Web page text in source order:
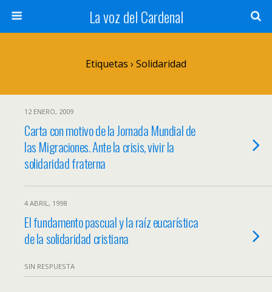
La voz del Cardenal
Etiquetas › Solidaridad
12 ENERO, 2009
Carta con motivo de la Jornada Mundial de
las Migraciones. Ante la crisis, vivir la
solidaridad fraterna
4 ABRIL, 1998
El fundamento pascual y la raíz eucarística
de la solidaridad cristiana
SIN RESPUESTA